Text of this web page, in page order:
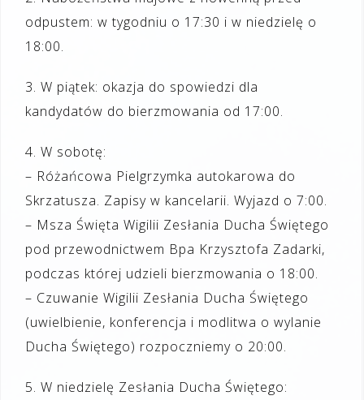
odpustem: w tygodniu o 17:30 i w niedzielę o
18:00.
3. W piątek: okazja do spowiedzi dla
kandydatów do bierzmowania od 17:00.
4. W sobotę:
– Różańcowa Pielgrzymka autokarowa do
Skrzatusza. Zapisy w kancelarii. Wyjazd o 7:00.
– Msza Święta Wigilii Zesłania Ducha Świętego
pod przewodnictwem Bpa Krzysztofa Zadarki,
podczas której udzieli bierzmowania o 18:00.
– Czuwanie Wigilii Zesłania Ducha Świętego
(uwielbienie, konferencja i modlitwa o wylanie
Ducha Świętego) rozpoczniemy o 20:00.
5. W niedzielę Zesłania Ducha Świętego: